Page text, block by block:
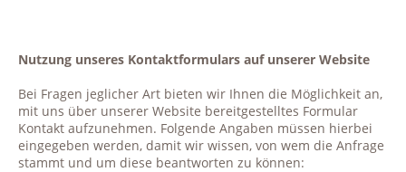
Nutzung unseres Kontaktformulars auf unserer Website
Bei Fragen jeglicher Art bieten wir Ihnen die Möglichkeit an,
mit uns über unserer Website bereitgestelltes Formular
Kontakt aufzunehmen. Folgende Angaben müssen hierbei
eingegeben werden, damit wir wissen, von wem die Anfrage
stammt und um diese beantworten zu können: